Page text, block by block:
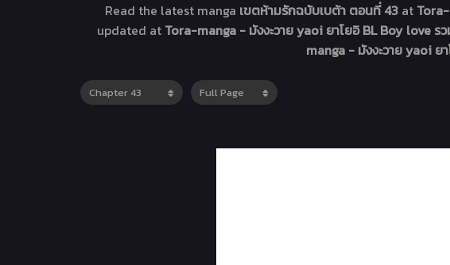
Read the latest manga เขตห้ามรักฉบับเบต้า ตอนที่ 43 at
updated at Tora-manga - มังงะวาย yaoi ยาโยอิ BL Boy love ร
manga - มังงะวาย yaoi ย